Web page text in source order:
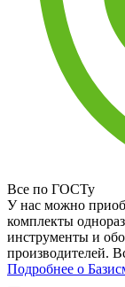
Все по ГОСТу
У нас можно
комплекты
инструменты и
производителей.
Подробнее о